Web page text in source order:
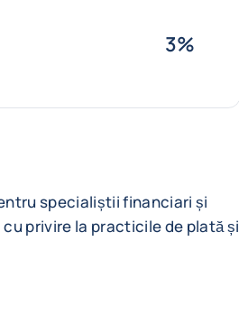
3%
specialiștii financiari și
privire la practicile de plată și